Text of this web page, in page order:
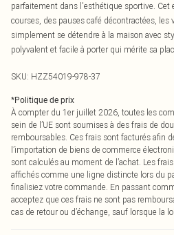
parfaitement dans l'esthétique sportive. Cet
courses, des pauses café décontractées, les
simplement se détendre à la maison avec
polyvalent et facile à porter qui mérite sa
SKU: HZZ54019-978-37
*Politique de prix
À compter du 1er juillet 2026, toutes les
sein de l’UE sont soumises à des frais de
remboursables. Ces frais sont facturés afin
l’importation de biens de commerce
sont calculés au moment de l’achat. Les
affichés comme une ligne distincte lors du
finalisiez votre commande. En passant
acceptez que ces frais ne sont pas
cas de retour ou d’échange, sauf lorsque la